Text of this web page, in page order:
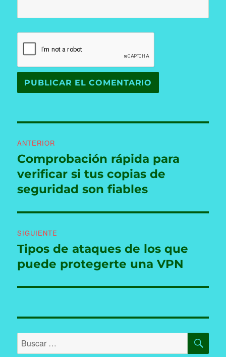
de
entradas
ANTERIOR
Entrada
anterior:
Comprobación rápida para
verificar si tus copias de
seguridad son fiables
SIGUIENTE
Entrada
siguiente:
Tipos de ataques de los que
puede protegerte una VPN
Buscar
por: